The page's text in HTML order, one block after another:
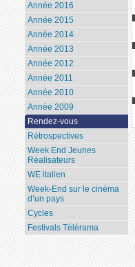
Année 2016
Année 2015
Année 2014
Année 2013
Année 2012
Année 2011
Année 2010
Année 2009
Rendez-vous
Rétrospectives
Week End Jeunes
Réalisateurs
WE italien
Week-End sur le cinéma
d’un pays
Cycles
Festivals Télérama